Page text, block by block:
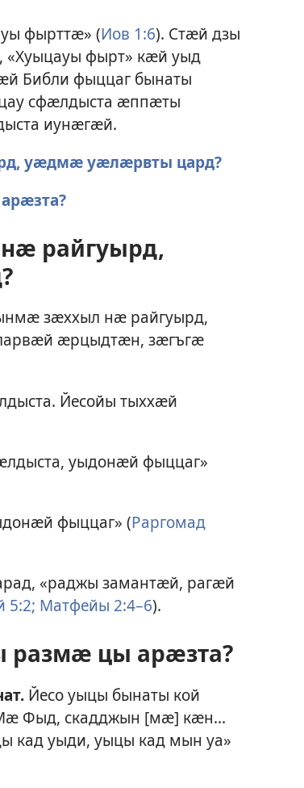
фырттӕ» (Иов 1:6). Стӕй дзы
фырт» кӕй уыд
Библи фыццаг бынаты
сфӕлдыста ӕппӕты
иунӕгӕй.
уӕдмӕ уӕлӕрвты цард?
райгуырд,
зӕххыл нӕ райгуырд,
ӕрцыдтӕн, зӕгъгӕ
Йесойы тыххӕй
уыдонӕй фыццаг»
фыццаг» (Раргомад
«раджы замантӕй, рагӕй
5:2; Матфейы 2:4–6).
цы арӕзта?
Йесо уыцы бынаты кой
Фыд, скадджын [мӕ] кӕн...
уыди, уыцы кад мын уа»